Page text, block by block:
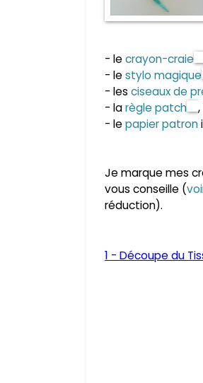
- lecrayon-craie
- lestylo magique
- les ciseaux de
- larègle patch
- lepapier patron
Je marque mes
vous conseille (
réduction).
1 - Découpe du